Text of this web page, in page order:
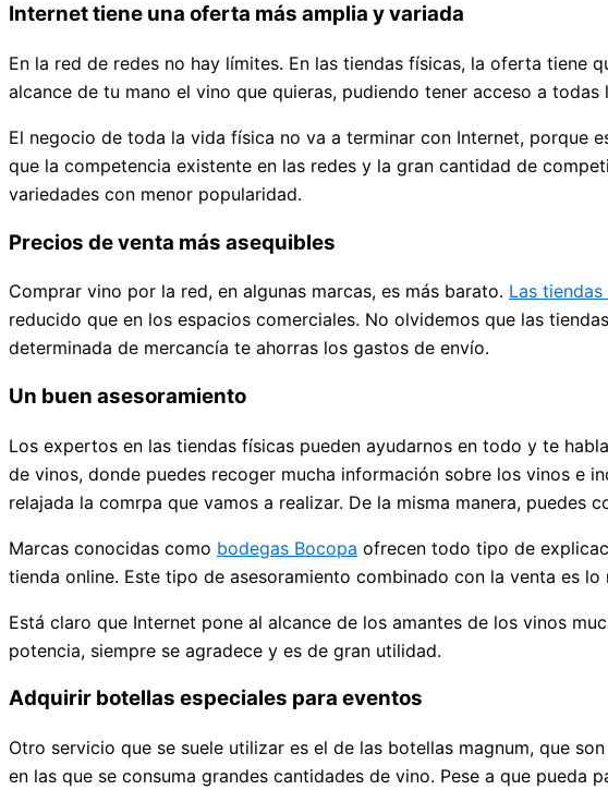
Internet tiene una oferta más amplia y variada
En la red de redes no hay límites. En las tiendas físicas, la oferta tiene
alcance de tu mano el vino que quieras, pudiendo tener acceso a
El negocio de toda la vida física no va a terminar con Internet, porque
que la competencia existente en las redes y la gran cantidad de
variedades con menor popularidad.
Precios de venta más asequibles
Comprar vino por la red, en algunas marcas, es más barato. Las tiendas
reducido que en los espacios comerciales. No olvidemos que las
determinada de mercancía te ahorras los gastos de envío.
Un buen asesoramiento
Los expertos en las tiendas físicas pueden ayudarnos en todo y te
de vinos, donde puedes recoger mucha información sobre los vinos e
relajada la comrpa que vamos a realizar. De la misma manera,
Marcas conocidas como bodegas Bocopa ofrecen todo tipo de
tienda online. Este tipo de asesoramiento combinado con la venta es
Está claro que Internet pone al alcance de los amantes de los vinos
potencia, siempre se agradece y es de gran utilidad.
Adquirir botellas especiales para eventos
Otro servicio que se suele utilizar es el de las botellas magnum, que
en las que se consuma grandes cantidades de vino. Pese a que